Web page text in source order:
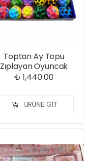
Toptan Ay Topu
Zıplayan Oyuncak
₺ 1,440.00
ÜRÜNE GIT